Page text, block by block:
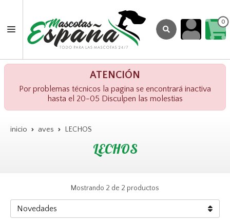
0
ATENCIÓN
Por problemas técnicos la pagina se encontrará inactiva
hasta el 20-05 Disculpen las molestias
inicio aves LECHOS
LECHOS
Mostrando 2 de 2 productos